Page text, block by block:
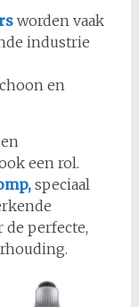
worden vaak
industrie
en
een rol.
speciaal
perfecte,